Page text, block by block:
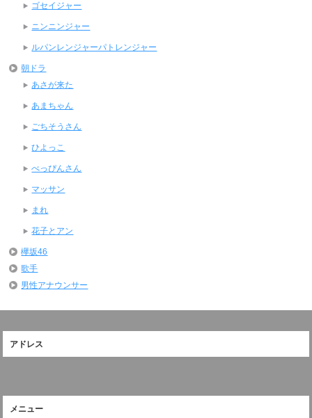
ゴセイジャー
ニンニンジャー
ルパンレンジャーパトレンジャー
朝ドラ
あさが来た
あまちゃん
ごちそうさん
ひよっこ
べっぴんさん
マッサン
まれ
花子とアン
欅坂46
歌手
男性アナウンサー
アドレス
メニュー